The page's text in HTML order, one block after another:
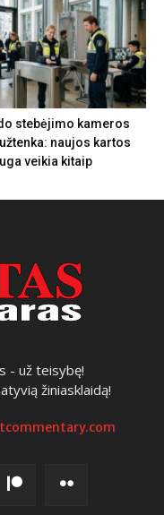
stebėjimo kameros
naujos kartos
veikia kitaip
- už teisybę!
žiniasklaidą!